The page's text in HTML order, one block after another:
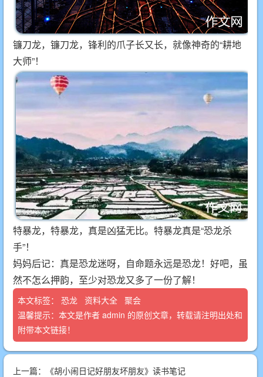
镰刀龙，镰刀龙，锋利的爪子长又长，就像神奇的“耕地
大师”！
特暴龙，特暴龙，真是凶猛无比。特暴龙真是“恐龙杀
手”！
妈妈后记：真是恐龙迷呀，自命题永远是恐龙！好吧，虽
然不怎么押韵，至少对恐龙又多了一份了解！
本文标签： 恐龙 资料大全 聚会
温馨提示：本文是作者 admin 的原创文章，转载请注明出处和
附带本文链接！
上一篇：
《胡小闹日记好朋友坏朋友》读书笔记